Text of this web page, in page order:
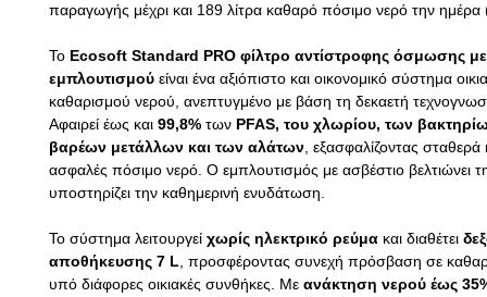
παραγωγής μέχρι και 189 λίτρα καθαρό πόσιμο νερό την ημέρα
Το Ecosoft Standard PRO φίλτρο αντίστροφης όσμωσης
εμπλουτισμού είναι ένα αξιόπιστο και οικονομικό σύστημα
καθαρισμού νερού, ανεπτυγμένο με βάση τη δεκαετή
Αφαιρεί έως και 99,8% των PFAS, του χλωρίου, των
βαρέων μετάλλων και των αλάτων , εξασφαλίζοντας
ασφαλές πόσιμο νερό. Ο εμπλουτισμός με ασβέστιο βελτιώνει
υποστηρίζει την καθημερινή ενυδάτωση.
Το σύστημα λειτουργεί χωρίς ηλεκτρικό ρεύμα και διαθέτει
αποθήκευσης 7 L , προσφέροντας συνεχή πρόσβαση σε
υπό διάφορες οικιακές συνθήκες. Με ανάκτηση νερού έως